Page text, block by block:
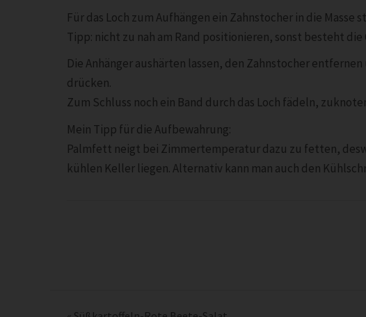
Für das Loch zum Aufhängen ein Zahnstocher in die Masse
Tipp: nicht zu nah am Rand positionieren, sonst besteht die
Die Anhänger aushärten lassen, den Zahnstocher
drücken.
Zum Schluss noch ein Band durch das Loch fädeln,
Mein Tipp für die Aufbewahrung:
Palmfett neigt bei Zimmertemperatur dazu zu fetten,
kühlen Keller liegen. Alternativ kann man auch den